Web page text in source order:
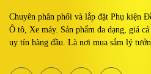
Chuyên phân phối và lắp đặt Phụ kiện
Ô tô, Xe máy. Sản phẩm đa dạng, giá
uy tín hàng đầu. Là nơi mua sắm lý